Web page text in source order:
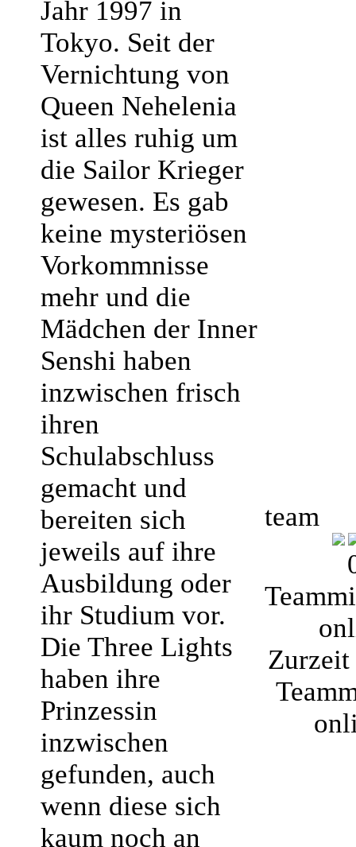
Jahr 1997 in
Tokyo. Seit der
Vernichtung von
Queen Nehelenia
ist alles ruhig um
die Sailor Krieger
gewesen. Es gab
keine mysteriösen
Vorkommnisse
mehr und die
Mädchen der Inner
Senshi haben
inzwischen frisch
ihren
Schulabschluss
gemacht und
bereiten sich
jeweils auf ihre
Ausbildung oder
ihr Studium vor.
Die Three Lights
haben ihre
Prinzessin
inzwischen
gefunden, auch
wenn diese sich
kaum noch an
team